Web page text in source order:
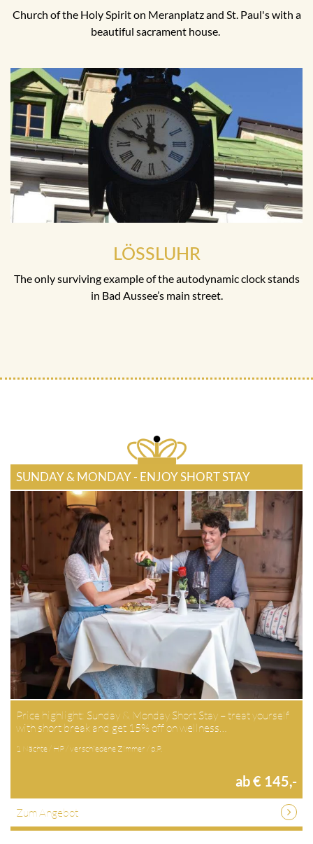
Church of the Holy Spirit on Meranplatz and St. Paul's with a
beautiful sacrament house.
LÖSSLUHR
The only surviving example of the autodynamic clock stands
in Bad Aussee’s main street.
SUNDAY & MONDAY - ENJOY SHORT STAY
Price highlight: Sunday & Monday Short Stay – treat yourself
with short break and get 15% off on wellness…
1 Nächte / HP / verschiedene Zimmer / p.P.
ab € 145,-
Zum Angebot